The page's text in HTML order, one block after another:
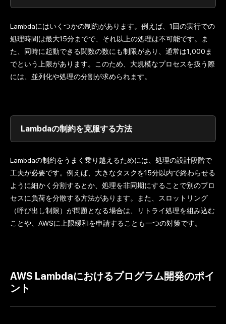
Lambdaにはいくつかの制約があります。例えば、1回の実行での
処理時間は最大15分までで、それ以上の処理は不可能です。ま
た、同時に起動できる関数の数にも制限があり、通常は1,000ま
でという上限があります。このため、大規模なプロセスを扱う際
には、並列化や処理の分割が求められます。
Lambdaの制約を克服する方法
Lambdaの制約をうまく乗り越えるためには、処理の設計段階で
工夫が必要です。例えば、大きなタスクを15分以内で終わらせる
ように細かく分割するとか、処理を非同期にすることで別のプロ
セスに負荷を分散する方法があります。また、スロットリング
（呼び出し制限）が問題となる場合は、リトライ処理を組み込む
ことや、AWSに上限緩和を申請することも一つの対策です。
AWS Lambdaにおけるプログラム開発のポイ
ント